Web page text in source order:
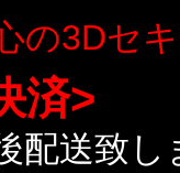
の3Dセ
済>
配送致し